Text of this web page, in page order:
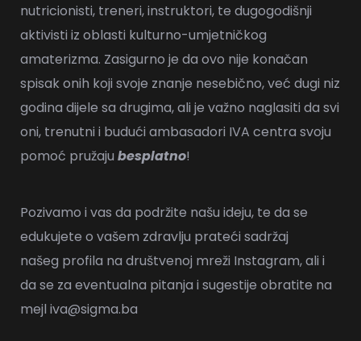
nutricionisti, treneri, instruktori, te dugogodišnji
aktivisti iz oblasti kulturno-umjetničkog
amaterizma. Zasigurno je da ovo nije konačan
spisak onih koji svoje znanje nesebično, već dugi niz
godina dijele sa drugima, ali je važno naglasiti da svi
oni, trenutni i budući ambasadori IVA centra svoju
pomoć pružaju besplatno!
Pozivamo i vas da podržite našu ideju, te da se
edukujete o vašem zdravlju prateći sadržaj
našeg profila na društvenoj mreži Instagram, ali i
da se za eventualna pitanja i sugestije obratite na
mejl iva@sigma.ba